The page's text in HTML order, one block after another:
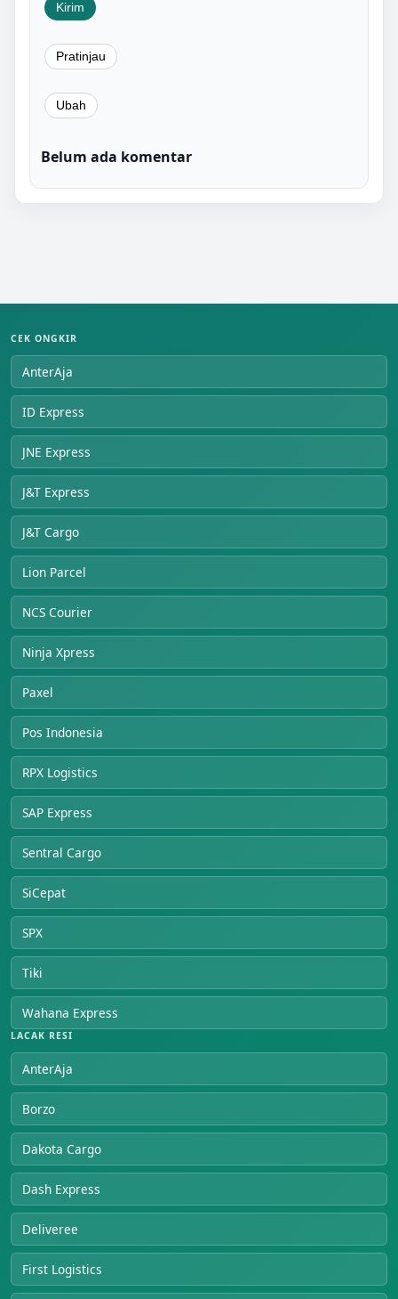
Belum ada komentar
CEK ONGKIR
AnterAja
ID Express
JNE Express
J&T Express
J&T Cargo
Lion Parcel
NCS Courier
Ninja Xpress
Paxel
Pos Indonesia
RPX Logistics
SAP Express
Sentral Cargo
SiCepat
SPX
Tiki
Wahana Express
LACAK RESI
AnterAja
Borzo
Dakota Cargo
Dash Express
Deliveree
First Logistics